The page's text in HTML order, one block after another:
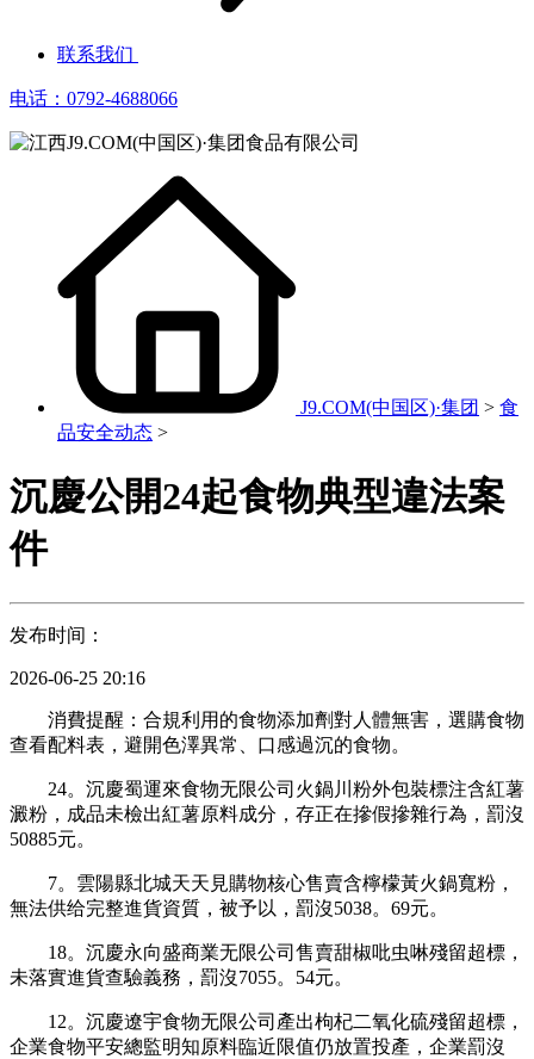
联系我们
电话：0792-4688066
J9.COM(中国区)·集团 > 食
品安全动态 >
沉慶公開24起食物典型違法案
件
发布时间：
2026-06-25 20:16
消費提醒：合規利用的食物添加劑對人體無害，選購食物
查看配料表，避開色澤異常、口感過沉的食物。
24。沉慶蜀運來食物无限公司火鍋川粉外包裝標注含紅薯
澱粉，成品未檢出紅薯原料成分，存正在摻假摻雜行為，罰沒
50885元。
7。雲陽縣北城天天見購物核心售賣含檸檬黃火鍋寬粉，
無法供给完整進貨資質，被予以，罰沒5038。69元。
18。沉慶永向盛商業无限公司售賣甜椒吡虫啉殘留超標，
未落實進貨查驗義務，罰沒7055。54元。
12。沉慶遼宇食物无限公司產出枸杞二氧化硫殘留超標，
企業食物平安總監明知原料臨近限值仍放置投產，企業罰沒